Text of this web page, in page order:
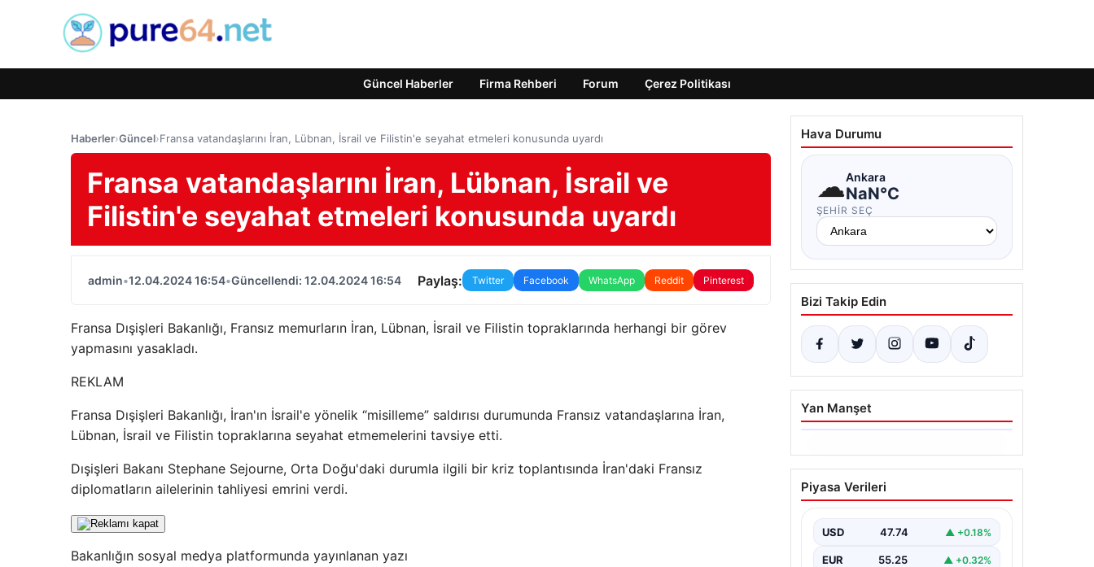
Güncel Haberler Firma Rehberi Forum Çerez Politikası
Haberler›Güncel›Fransa vatandaşlarını İran, Lübnan, İsrail ve Filistin'e seyahat etmeleri konusunda uyardı
Fransa vatandaşlarını İran, Lübnan, İsrail ve
Filistin'e seyahat etmeleri konusunda uyardı
admin•12.04.2024 16:54•Güncellendi: 12.04.2024 16:54 Paylaş: Twitter Facebook WhatsApp Reddit Pinterest
Fransa Dışişleri Bakanlığı, Fransız memurların İran, Lübnan, İsrail ve Filistin topraklarında herhangi bir görev
yapmasını yasakladı.
REKLAM
Fransa Dışişleri Bakanlığı, İran'ın İsrail'e yönelik “misilleme” saldırısı durumunda Fransız vatandaşlarına İran,
Lübnan, İsrail ve Filistin topraklarına seyahat etmemelerini tavsiye etti.
Dışişleri Bakanı Stephane Sejourne, Orta Doğu'daki durumla ilgili bir kriz toplantısında İran'daki Fransız
diplomatların ailelerinin tahliyesi emrini verdi.
Bakanlığın sosyal medya platformunda yayınlanan yazı
Hava Durumu
☁Ankara
NaN°C
ŞEHIR SEÇ
Bizi Takip Edin
Yan Manşet
06.08.2026
Ertuğrul Özkök ifade
verdi. “Aklımın ucundan
Piyasa Verileri
USD 47.74 ▲ +0.18%
EUR 55.25 ▲ +0.32%